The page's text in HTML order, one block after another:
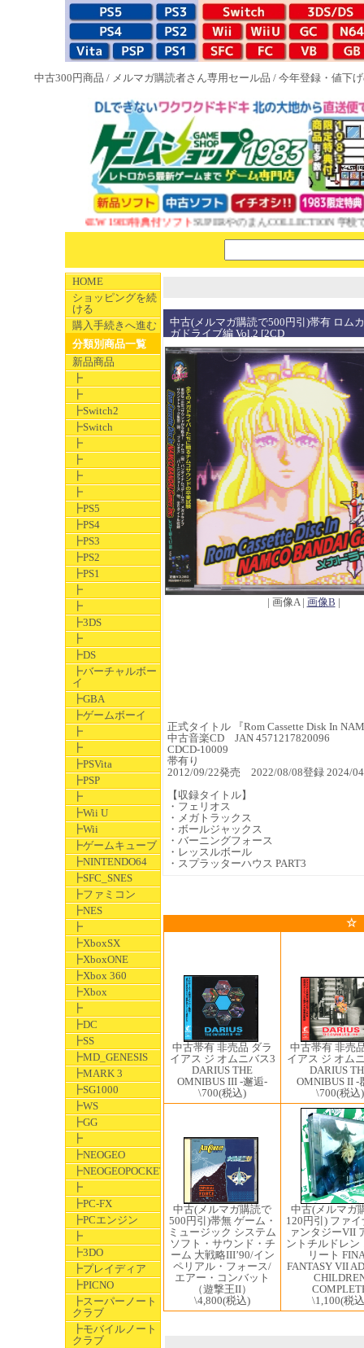
中古300円商品 / メルマガ購読者さん専用セール品 / 今年登録・値下
NEW 1983特典付ソフトSUPERやのまんCOLLECTION 学校であ
HOME
ショッピングを続
ける
購入手続きへ進む
分類別商品一覧
新品商品
┣
┣
┣Switch2
┣Switch
┣
┣
┣
┣
┣PS5
┣PS4
┣PS3
┣PS2
┣PS1
┣
┣
┣3DS
┣
┣DS
┣バーチャルボー
イ
┣GBA
┣ゲームボーイ
┣
┣
┣PSVita
┣PSP
┣
┣Wii U
┣Wii
┣ゲームキューブ
┣NINTENDO64
┣SFC_SNES
┣ファミコン
┣NES
┣
┣XboxSX
┣XboxONE
┣Xbox 360
┣Xbox
┣
┣DC
┣SS
┣MD_GENESIS
┣MARK 3
┣SG1000
┣WS
┣GG
┣
┣NEOGEO
┣NEOGEOPOCKET
┣
┣PC-FX
┣PCエンジン
┣
┣3DO
┣プレイディア
┣PICNO
┣スーパーノート
クラブ
┣モバイルノート
クラブ
中古(メルマガ購読で500円引)帯有 ロム
ガドライブ編 Vol.2 [2CD
| 画像A | 画像B |
正式タイトル 『Rom Cassette Disk In
中古音楽CD JAN 4571217820096
CDCD-10009
帯有り
2012/09/22発売 2022/08/08登録 2024/
【収録タイトル】
・フェリオス
・メガトラックス
・ボールジャックス
・バーニングフォース
・レッスルボール
・スプラッターハウス PART3
☆
中古帯有 非売品 ダラ
イアス ジ オムニバス3
DARIUS THE
OMNIBUS III -邂逅-
\700(税込)
中古帯有 非売
イアス ジ オム
DARIUS
OMNIBUS II -
\700(税込)
中古(メルマガ購読で
500円引)帯無 ゲーム・
ミュージック システム
ソフト・サウンド・チ
ーム 大戦略III’90/イン
ペリアル・フォース/
エアー・コンバット
（遊撃王II）
\4,800(税込)
中古(メルマガ
120円引) ファ
ァンタジーVII
ントチルドレン
リート
FANTASY VII
\1,100(税